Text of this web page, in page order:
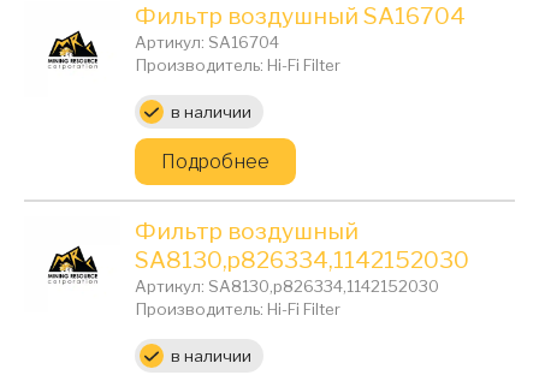
Фильтр воздушный SA16704
Артикул: SA16704
Производитель: Hi-Fi Filter
Цена:в наличии
Подробнее
Фильтр воздушный
SA8130,p826334,1142152030
Артикул: SA8130,p826334,1142152030
Производитель: Hi-Fi Filter
Цена:в наличии